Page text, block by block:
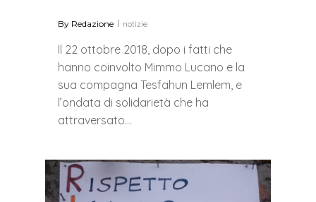
By Redazione notizie
Il 22 ottobre 2018, dopo i fatti che
hanno coinvolto Mimmo Lucano e la
sua compagna Tesfahun Lemlem, e
l’ondata di solidarietà che ha
attraversato…